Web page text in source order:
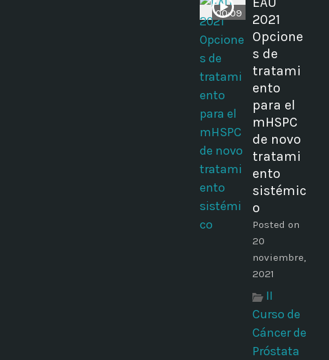
00:09
2021
Opcione
s de
tratami
ento
para el
mHSPC
de novo
tratami
ento
sistémic
o
Posted on
20
noviembre,
2021
II
Curso de
Cáncer de
Próstata